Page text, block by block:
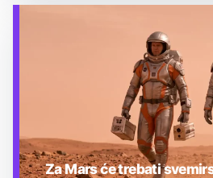
Za Mars će trebati